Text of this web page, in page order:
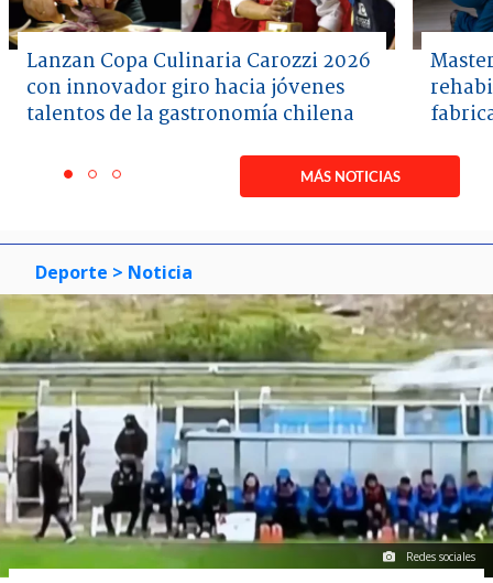
Lanzan Copa Culinaria Carozzi 2026
con innovador giro hacia jóvenes
talentos de la gastronomía chilena
itemitemitem
MÁS NOTICIAS
Deporte > Noticia
Redes sociales